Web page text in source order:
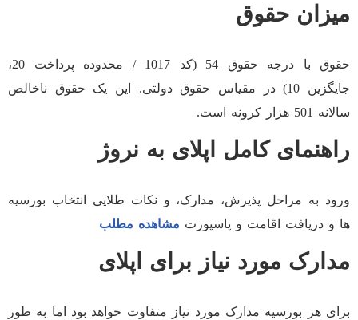
میزان حقوق
حقوق با درجه حقوق 54 (کد 1017 / محدوده پرداخت 20،
جایگزین 10) در مقیاس حقوق دولتی. این یک حقوق ناخالص
سالانه 501 هزار کرونه است.
راهنمای کامل اپلای به نروژ
ورود به مراحل پذیرش، مدارک، و نکات طلایی انتخاب بورسیه
ها و دریافت اقامت و پاسپورت مشاهده مطلب
مدارک مورد نیاز برای اپلای
برای هر بورسیه مدارک مورد نیاز متفاوت خواهد بود اما به طور